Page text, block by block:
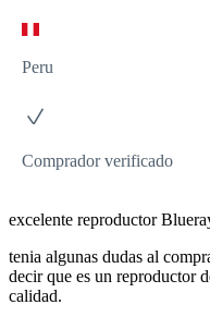
Peru
Comprador verificado
excelente reproductor
tenia algunas dudas al
decir que es un reproductor
calidad.